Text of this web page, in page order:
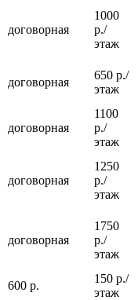
договорная
1000
р./
этаж
договорная
650 р./
этаж
договорная
1100
р./
этаж
договорная
1250
р./
этаж
договорная
1750
р./
этаж
600 р.
150 р./
этаж